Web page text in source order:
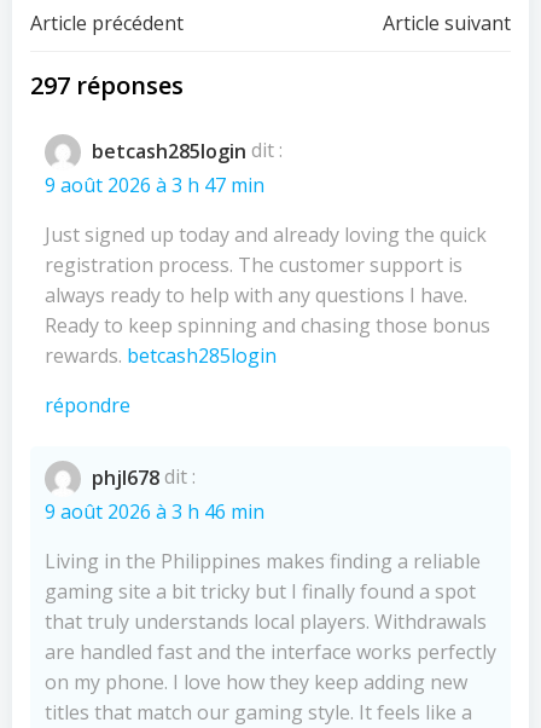
Navigation
de
l’article
Article précédent
Navigation
l’article
Article suivant
297 réponses
betcash285login dit :
9 août 2026 à 3 h 47 min
Just signed up today and already loving the quick
registration process. The customer support is
always ready to help with any questions I have.
Ready to keep spinning and chasing those bonus
rewards. betcash285login
répondre
phjl678dit :
9 août 2026 à 3 h 46 min
Living in the Philippines makes finding a reliable
gaming site a bit tricky but I finally found a spot
that truly understands local players. Withdrawals
are handled fast and the interface works perfectly
on my phone. I love how they keep adding new
titles that match our gaming style. It feels like a